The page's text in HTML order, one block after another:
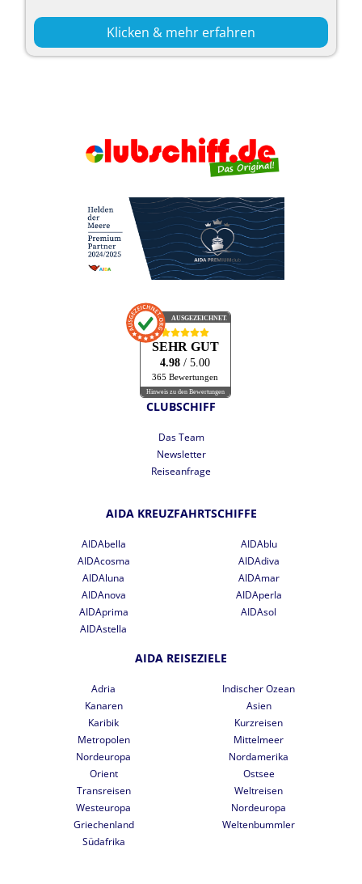
Klicken & mehr erfahren
AUSGEZEICHNET
SEHR GUT
4.98/ 5.00
365 Bewertungen
Hinweis zu den Bewertungen
CLUBSCHIFF
Das Team
Newsletter
Reiseanfrage
AIDA KREUZFAHRTSCHIFFE
AIDAbella
AIDAblu
AIDAcosma
AIDAdiva
AIDAluna
AIDAmar
AIDAnova
AIDAperla
AIDAprima
AIDAsol
AIDAstella
AIDA REISEZIELE
Adria
Indischer Ozean
Kanaren
Asien
Karibik
Kurzreisen
Metropolen
Mittelmeer
Nordeuropa
Nordamerika
Orient
Ostsee
Transreisen
Weltreisen
Westeuropa
Nordeuropa
Griechenland
Weltenbummler
Südafrika